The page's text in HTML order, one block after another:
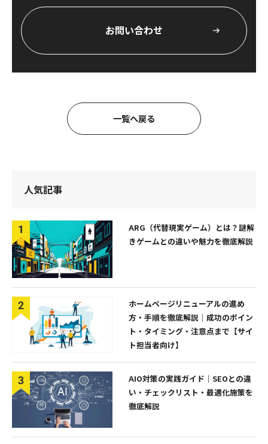
お問い合わせ
一覧へ戻る
人気記事
ARG（代替現実ゲーム）とは？謎解
きゲームとの違いや魅力を徹底解説
ホームページリニューアルの進め
方・手順を徹底解説｜成功のポイン
ト・タイミング・注意点まで【サイ
ト担当者向け】
AIO対策の実践ガイド｜SEOとの違
い・チェックリスト・最適化施策を
徹底解説